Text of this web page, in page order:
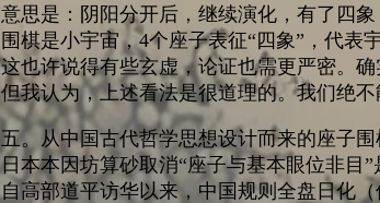
意思是：阴阳分开后，继续演化，有了四
围棋是小宇宙，4个座子表征“四象”，代表
这也许说得有些玄虚，论证也需更严密。
但我认为，上述看法是很道理的。我们绝
五。从中国古代哲学思想设计而来的座子
日本本因坊算砂取消“座子与基本眼位非目
自高部道平访华以来，中国规则全盘日化